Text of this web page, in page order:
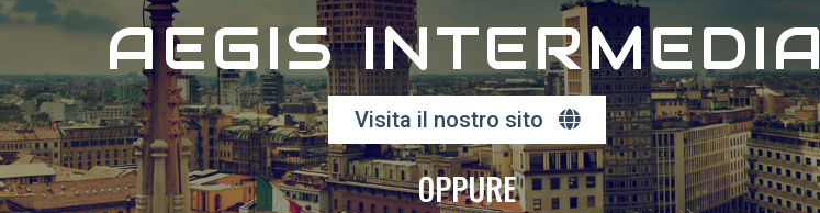
AEGIS INTERMEDIA
Visita il nostro sito
OPPURE